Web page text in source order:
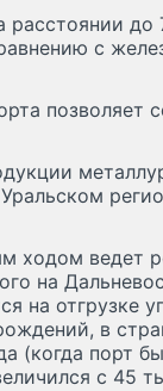
расстоянии до
с
позволяет
ходом ведет
на
на отгрузке
в
(когда порт
с 45